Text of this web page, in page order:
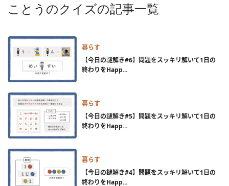
ことうのクイズの記事一覧
暮らす
【今日の謎解き#6】問題をスッキリ解いて1日の
終わりをHapp...
暮らす
【今日の謎解き#5】問題をスッキリ解いて1日の
終わりをHapp...
暮らす
【今日の謎解き#4】問題をスッキリ解いて1日の
終わりをHapp...